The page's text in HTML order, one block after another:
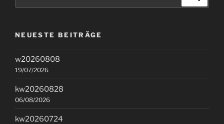
NEUESTE BEITRÄGE
w20260808
19/07/2026
kw20260828
06/08/2026
kw20260724